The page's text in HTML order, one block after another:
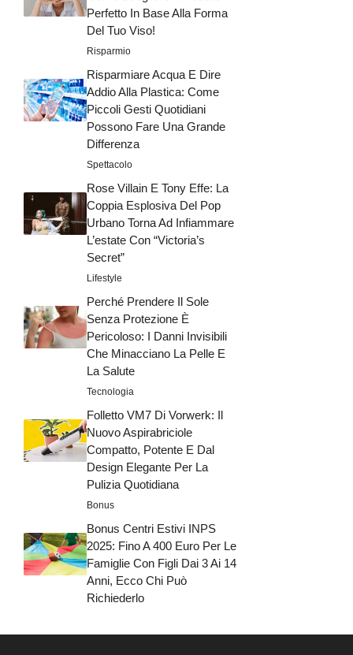
Perfetto In Base Alla Forma
Del Tuo Viso!
Risparmio
Risparmiare Acqua E Dire
Addio Alla Plastica: Come
Piccoli Gesti Quotidiani
Possono Fare Una Grande
Differenza
Spettacolo
Rose Villain E Tony Effe: La
Coppia Esplosiva Del Pop
Urbano Torna Ad Infiammare
L’estate Con “Victoria’s
Secret”
Lifestyle
Perché Prendere Il Sole
Senza Protezione È
Pericoloso: I Danni Invisibili
Che Minacciano La Pelle E
La Salute
Tecnologia
Folletto VM7 Di Vorwerk: Il
Nuovo Aspirabriciole
Compatto, Potente E Dal
Design Elegante Per La
Pulizia Quotidiana
Bonus
Bonus Centri Estivi INPS
2025: Fino A 400 Euro Per Le
Famiglie Con Figli Dai 3 Ai 14
Anni, Ecco Chi Può
Richiederlo